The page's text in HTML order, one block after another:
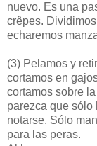
nuevo. Es una
crêpes.
echaremos
(3) Pelamos y
cortamos en
cortamos sobre
parezca que sólo
notarse. Sólo
para las peras.